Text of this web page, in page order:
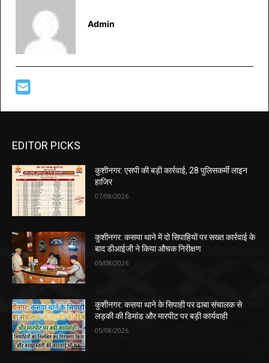
Admin
EDITOR PICKS
कुशीनगर: एसपी की बड़ी कार्रवाई, 28 पुलिसकर्मी लाइन
हाजिर
07/08/2026
कुशीनगर: कसया थाने में दो सिपाहियों पर सख्त कार्रवाई के
बाद डीआईजी ने किया औचक निरीक्षण
05/08/2026
कुशीनगर: कसया थाने के सिपाही पर ढाबा संचालक से
लड़की की डिमांड और मारपीट पर बड़ी कार्यवाही
05/08/2026